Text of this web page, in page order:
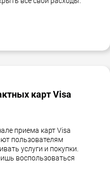
карт Visa
приема карт Visa
пользователям
услуги и покупки.
воспользоваться